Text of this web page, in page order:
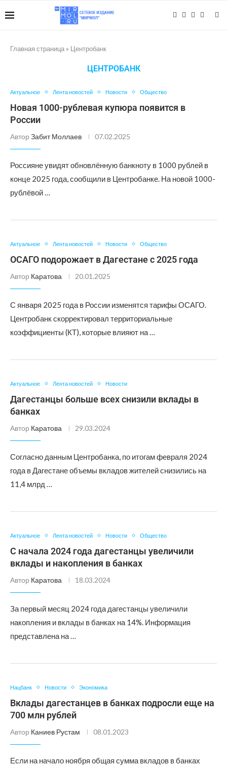
Главная страница » Центробанк
ЦЕНТРОБАНК
Актуальное Лента новостей Новости Общество
Новая 1000-рублевая купюра появится в
России
Автор Забит Моллаев 07.02.2025
Россияне увидят обновлённую банкноту в 1000 рублей в
конце 2025 года, сообщили в Центробанке. На новой 1000-
рублёвой …
Актуальное Лента новостей Новости Общество
ОСАГО подорожает в Дагестане с 2025 года
Автор Каратова 20.01.2025
С января 2025 года в России изменятся тарифы ОСАГО.
Центробанк скорректировал территориальные
коэффициенты (КТ), которые влияют на …
Актуальное Лента новостей Новости
Дагестанцы больше всех снизили вклады в
банках
Автор Каратова 29.03.2024
Согласно данным Центробанка, по итогам февраля 2024
года в Дагестане объемы вкладов жителей снизились на
11,4 млрд …
Актуальное Лента новостей Новости Общество
С начала 2024 года дагестанцы увеличили
вклады и накопления в банках
Автор Каратова 18.03.2024
За первый месяц 2024 года дагестанцы увеличили
накопления и вклады в банках на 14%. Информация
представлена на …
Нацбанк Новости Экономика
Вклады дагестанцев в банках подросли еще на
700 млн рублей
Автор Каниев Рустам 08.01.2023
Если на начало ноября общая сумма вкладов в банках